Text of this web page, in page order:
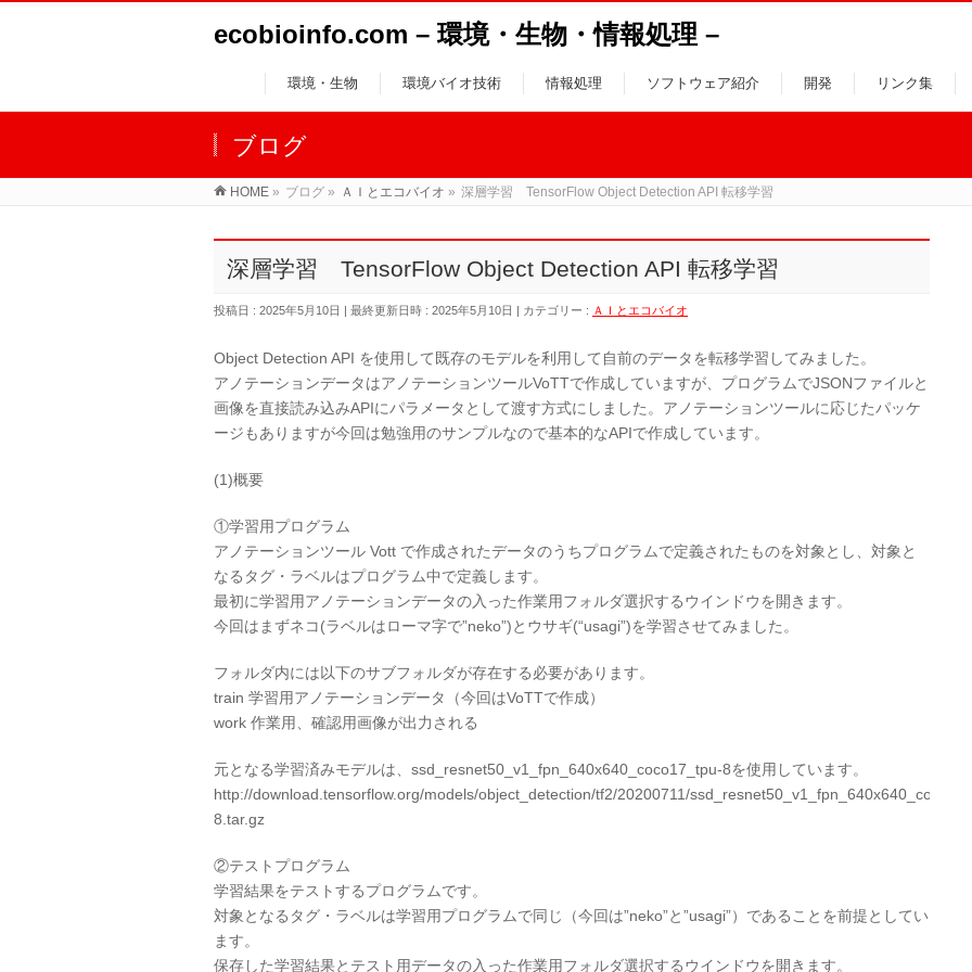
ecobioinfo.com – 環境・生物・情報処理 –
環境・生物 環境バイオ技術 情報処理 ソフトウェア紹介 開発 リンク集
ブログ
HOME » ブログ » ＡＩとエコバイオ » 深層学習 TensorFlow Object Detection API 転移学習
深層学習 TensorFlow Object Detection API 転移学習
投稿日 : 2025年5月10日 最終更新日時 : 2025年5月10日 カテゴリー : ＡＩとエコバイオ
Object Detection API を使用して既存のモデルを利用して自前のデータを転移学習してみました。
アノテーションデータはアノテーションツールVoTTで作成していますが、プログラムでJSONファイルと
画像を直接読み込みAPIにパラメータとして渡す方式にしました。アノテーションツールに応じたパッケ
ージもありますが今回は勉強用のサンプルなので基本的なAPIで作成しています。
(1)概要
①学習用プログラム
アノテーションツール Vott で作成されたデータのうちプログラムで定義されたものを対象とし、対象と
なるタグ・ラベルはプログラム中で定義します。
最初に学習用アノテーションデータの入った作業用フォルダ選択するウインドウを開きます。
今回はまずネコ(ラベルはローマ字で”neko”)とウサギ(“usagi”)を学習させてみました。
フォルダ内には以下のサブフォルダが存在する必要があります。
train 学習用アノテーションデータ（今回はVoTTで作成）
work 作業用、確認用画像が出力される
元となる学習済みモデルは、ssd_resnet50_v1_fpn_640x640_coco17_tpu-8を使用しています。
http://download.tensorflow.org/models/object_detection/tf2/20200711/
8.tar.gz
②テストプログラム
学習結果をテストするプログラムです。
対象となるタグ・ラベルは学習用プログラムで同じ（今回は”neko”と”usagi”）であることを前提としてい
ます。
保存した学習結果とテスト用データの入った作業用フォルダ選択するウインドウを開きます。